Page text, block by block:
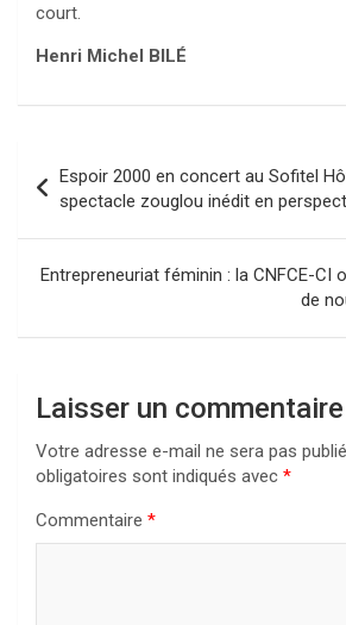
court.
Henri Michel BILÉ
de
l’article
Espoir 2000 en concert au Sofitel
spectacle zouglou inédit en
Entrepreneuriat féminin : la CNFCE-CI
de
Laisser un commentaire
Votre adresse e-mail ne sera pas
obligatoires sont indiqués avec *
Commentaire *